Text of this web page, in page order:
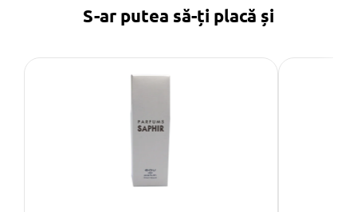
S-ar putea să-ți placă și